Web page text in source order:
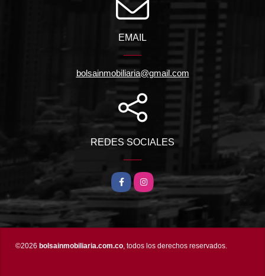
EMAIL
bolsainmobiliaria@gmail.com
REDES SOCIALES
FacebookInstagram
©2026 bolsainmobiliaria.com.co, todos los derechos reservados.